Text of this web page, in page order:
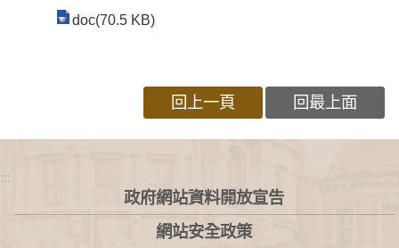
doc(70.5 KB)
回上一頁 回最上面
:::
政府網站資料開放宣告
網站安全政策